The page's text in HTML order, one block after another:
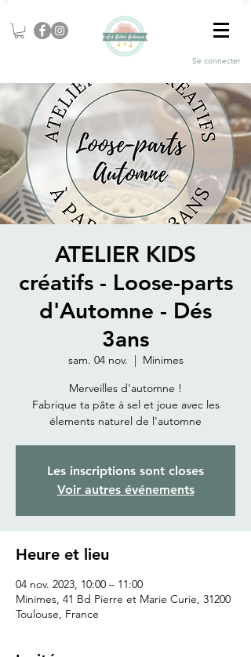
Se connecter
ATELIER KIDS
créatifs - Loose-parts
d'Automne - Dés
3ans
sam. 04 nov.
  |
Minimes
Merveilles d'automne !
Fabrique ta pâte à sel et joue avec les
élements naturel de l'automne
Les inscriptions sont closes
Voir autres événements
Heure et lieu
04 nov. 2023, 10:00 – 11:00
Minimes, 41 Bd Pierre et Marie Curie, 31200
Toulouse, France